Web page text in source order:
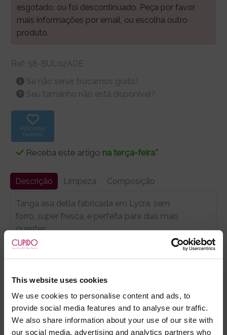
This website uses cookies
We use cookies to personalise content and ads, to
provide social media features and to analyse our traffic.
We also share information about your use of our site with
our social media, advertising and analytics partners who
esgotado, ou foi descontinuado. Peça por favor
mais informações por email, ou escolha outro
produto.
Ref: 58-BUL02ADE
Se não servir, trocamos grátis!
Seu tamanho não está disponível?
Adicionar
favorito
Receba este artigo na terça-feira*
Descrição Limpeza Composição
Tanga asa delta fabricada em Lycra, sem
forro, super fresca, e perfeita para dias mais
quentes.
Tem uma bolsa especial desenhada para
proporcionar uma elevação acentuada da sua